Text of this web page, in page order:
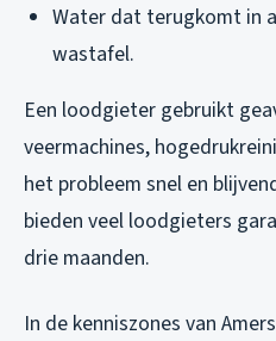
Water dat terugkomt in
wastafel.
Een loodgieter gebruikt
veermachines,
het probleem snel en
bieden veel loodgieters
drie maanden.
In de kenniszones van